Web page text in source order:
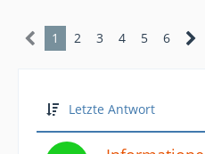
1 2 3 4 5 6
Letzte Antwort